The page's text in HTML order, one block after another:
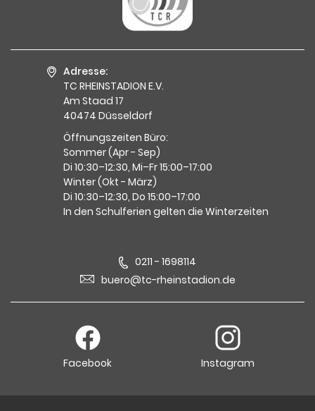
Adresse:
TC RHEINSTADION E.V.
Am Staad 17
40474 Düsseldorf
Öffnungszeiten Büro:
Sommer (Apr - Sep)
Di 10:30–12:30, Mi–Fr 15:00–17:00
Winter (Okt - März)
Di 10:30–12:30, Do 15:00–17:00
In den Schulferien gelten die Winterzeiten
0211 - 1698114
buero@tc-rheinstadion.de
Facebook Instagram